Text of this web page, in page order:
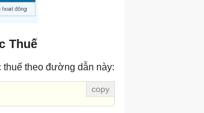
Thuế
thuế theo đường dẫn này: